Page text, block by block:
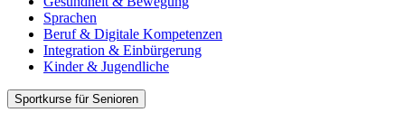
Sprachen
Beruf & Digitale Kompetenzen
Integration & Einbürgerung
Kinder & Jugendliche
Sportkurse für Senioren